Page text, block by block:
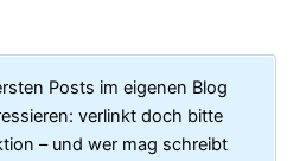
Posts im eigenen Blog
verlinkt doch bitte
– und wer mag schreibt